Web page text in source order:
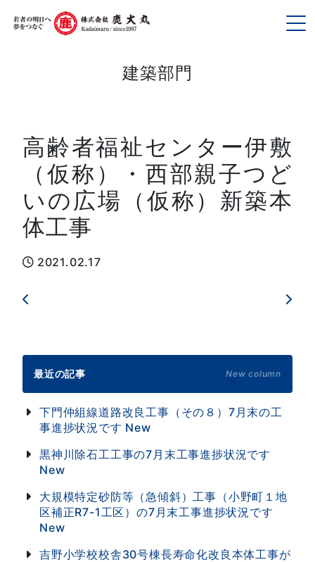
建築部門
高齢者福祉センター伊敷
（仮称）・西部親子つど
いの広場（仮称）新築本
体工事
2021.02.17
最近の記事 New column
下門仲組線道路改良工事（その８）7月末の工
事進捗状況です New
黒神川除石工工事の7月末工事進捗状況です
New
大規模特定砂防等（急傾斜）工事（小野町１地
区補正R7-1工区）の7月末工事進捗状況です
New
吉野小学校校舎30号棟長寿命化改良本体工事が